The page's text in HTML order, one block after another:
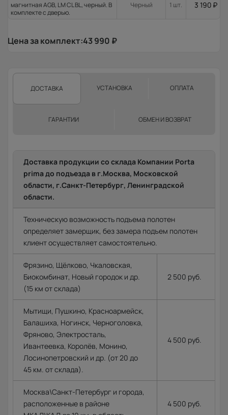
магнитная AGB, LM CL BL, черный. В
комплекте с дверью.
Черный 1 шт. 3 190 ₽
Цена за комплект:43 990 ₽
ДОСТАВКА УСТАНОВКА ОПЛАТА
ГАРАНТИИ ОБМЕН И ВОЗВРАТ
Доставка продукции со склада Компании Porta
prima до подъезда в г.Москва, Московской
области, г.Санкт-Петербург, Ленинградской
области.
Техническую возможность подъема полотен
определяет замерщик, без замера подъем полотен
клиент осуществляет самостоятельно.
Фрязино, Щёлково, Чкаловская,
Биокомбинат, Новый городок и др.
(15 км от склада)
2 500 руб.
Мытищи, Пушкино, Красноармейск,
Балашиха, Ногинск, Черноголовка,
Фряново, Электросталь,
Ивантеевка, Королёв, Монино,
Лосинопетровский и др. (от 20 до
45 км. от склада).
4 500 руб.
Москва\Санкт-Петербург и города,
расположенные в районе
4 500 руб.